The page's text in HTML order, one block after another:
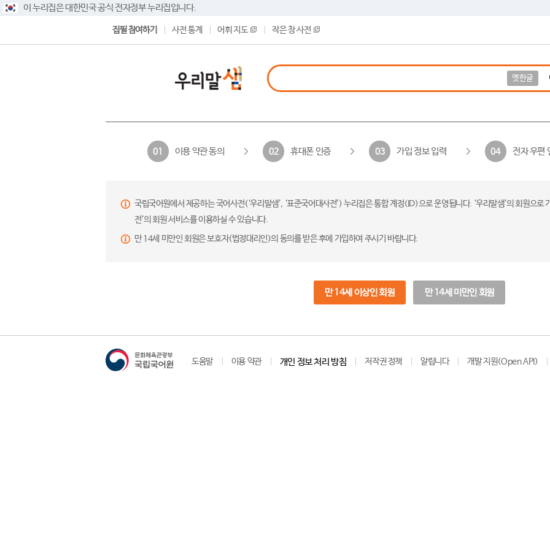
이 누리집은 대한민국 공식 전자정부 누리집입니다.
집필 참여하기 사전 통계 어휘 지도 작은 창 사전
옛한글
01 이용 약관 동의 02 휴대폰 인증 03 가입 정보 입력 04 전자 우편
국립국어원에서 제공하는 국어사전(‘우리말샘’, ‘표준국어대사전’) 누리집은 통합 계정(ID)으로 운영됩니다. ‘우리말샘’의 회원으
전’의 회원 서비스를 이용하실 수 있습니다.
만 14세 미만인 회원은 보호자(법정대리인)의 동의를 받은 후에 가입하여 주시기 바랍니다.
만 14세 이상인 회원 만 14세 미만인 회원
도움말 이용 약관 개인 정보 처리 방침 저작권 정책 알립니다 개발 지원(Open API)